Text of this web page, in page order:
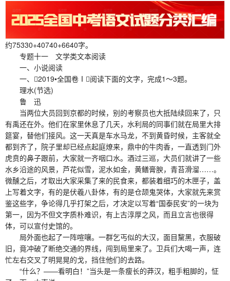
约75330+40740+6640字。
专题十一 文学类文本阅读
一、小说阅读
一、2019•全国卷Ⅰ阅读下面的文字，完成1～3题。
理水(节选)
鲁 迅
当两位大员回到京都的时候，别的考察员也大抵陆续回来了，只
有禹还在外。他们在家里休息了几天，水利局的同事们就在局里大排
筵宴，替他们接风。这一天真是车水马龙，不到黄昏时候，主客就全
都到齐了，院子里却已经点起庭燎来，鼎中的牛肉香，一直透到门外
虎贲的鼻子跟前，大家就一齐咽口水。酒过三巡，大员们就讲了一些
水乡沿途的风景，芦花似雪，泥水如金，黄鳝膏腴，青苔滑溜……。
微醺之后，才取出大家采集了来的民食来，都装着细巧的木匣子，盖
上写着文字，有的是伏羲八卦体，有的是仓颉鬼哭体，大家就先来赏
鉴这些字，争论得几乎打架之后，才决定以写着“国泰民安”的一块为
第一，因为不但文字质朴难识，有上古淳厚之风，而且立言也很得
体，可以宣付史馆的。
局外面也起了一阵喧嚷。一群乞丐似的大汉，面目黧黑，衣服破
旧，竟冲破了断绝交通的界线，闯到局里来了。卫兵们大喝一声，连
忙左右交叉了明晃晃的戈，挡住他们的去路。
“什么？——看明白！”当头是一条瘦长的莽汉，粗手粗脚的，怔